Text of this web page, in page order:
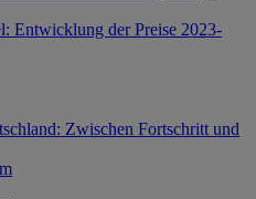
Entwicklung der Preise 2023-
Zwischen Fortschritt und